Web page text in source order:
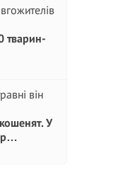
тварин-
У